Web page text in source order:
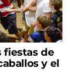
fiestas de
y el